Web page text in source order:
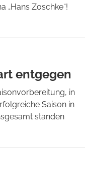
„Hans Zoschke“!
entgegen
in
Saison in
standen